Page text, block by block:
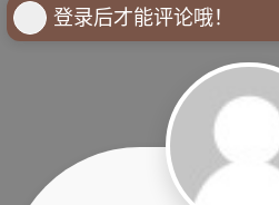
登录后才能评论哦！